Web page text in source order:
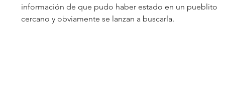
información de que pudo haber estado en un pueblito
cercano y obviamente se lanzan a buscarla.